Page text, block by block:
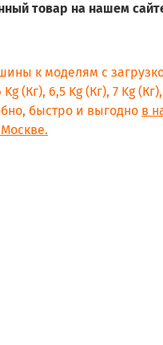
товар на нашем
к моделям с
(Кг), 6,5 Kg (Кг), 7 Kg
быстро и выгодно в